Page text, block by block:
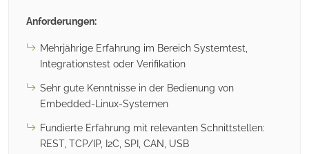
Anforderungen:
Mehrjährige Erfahrung im Bereich Systemtest,
Integrationstest oder Verifikation
Sehr gute Kenntnisse in der Bedienung von
Embedded-Linux-Systemen
Fundierte Erfahrung mit relevanten Schnittstellen:
REST, TCP/IP, I2C, SPI, CAN, USB